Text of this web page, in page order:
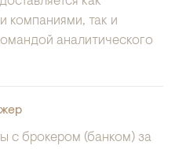
компаниями, так и
аналитического
с брокером (банком) за